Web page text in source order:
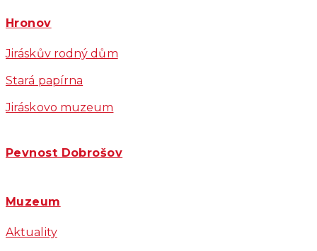
Hronov
Jiráskův rodný dům
Stará papírna
Jiráskovo muzeum
Pevnost Dobrošov
Muzeum
Aktuality